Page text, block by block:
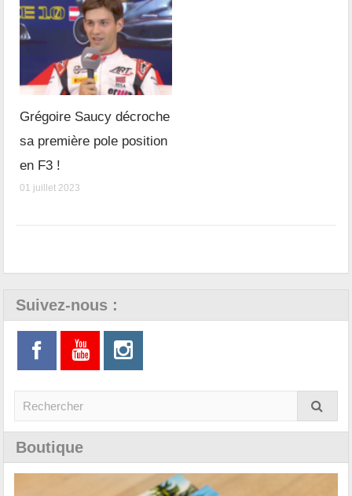
Grégoire Saucy décroche
sa première pole position
en F3 !
01 juillet 2023
Suivez-nous :
Boutique